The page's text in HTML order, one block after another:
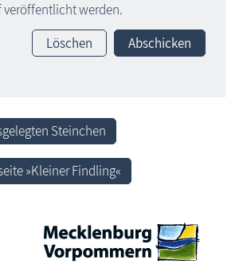
veröffentlicht werden.
Löschen
Abschicken
Steinchen
»Kleiner Findling«